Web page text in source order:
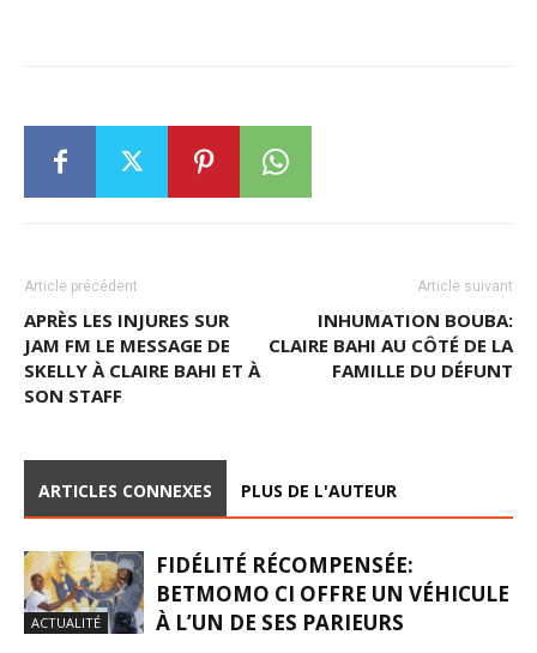
Article précédent
APRÈS LES INJURES SUR
JAM FM LE MESSAGE DE
SKELLY À CLAIRE BAHI ET À
SON STAFF
Article suivant
INHUMATION BOUBA:
CLAIRE BAHI AU CÔTÉ DE LA
FAMILLE DU DÉFUNT
ARTICLES CONNEXES PLUS DE L'AUTEUR
ACTUALITÉ
FIDÉLITÉ RÉCOMPENSÉE:
BETMOMO CI OFFRE UN VÉHICULE
À L’UN DE SES PARIEURS